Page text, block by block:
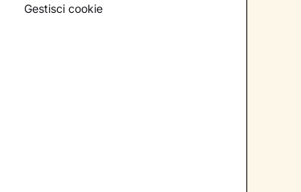
Gestisci cookie